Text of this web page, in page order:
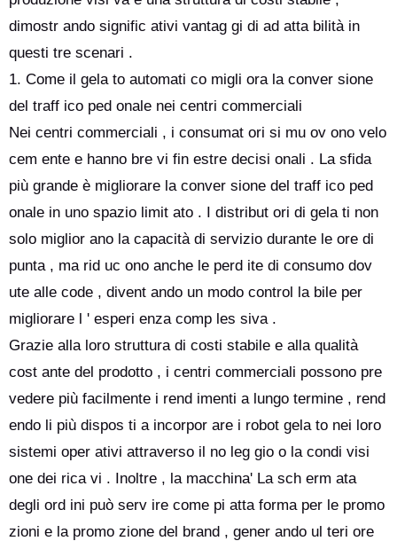
dimostr ando signific ativi vantag gi di ad atta bilità in
questi tre scenari .
1. Come il gela to automati co migli ora la conver sione
del traff ico ped onale nei centri commerciali
Nei centri commerciali , i consumat ori si mu ov ono velo
cem ente e hanno bre vi fin estre decisi onali . La sfida
più grande è migliorare la conver sione del traff ico ped
onale in uno spazio limit ato . I distribut ori di gela ti non
solo miglior ano la capacità di servizio durante le ore di
punta , ma rid uc ono anche le perd ite di consumo dov
ute alle code , divent ando un modo control la bile per
migliorare l ' esperi enza comp les siva .
Grazie alla loro struttura di costi stabile e alla qualità
cost ante del prodotto , i centri commerciali possono pre
vedere più facilmente i rend imenti a lungo termine , rend
endo li più dispos ti a incorpor are i robot gela to nei loro
sistemi oper ativi attraverso il no leg gio o la condi visi
one dei rica vi . Inoltre , la macchina' La sch erm ata
degli ord ini può serv ire come pi atta forma per le promo
zioni e la promo zione del brand , gener ando ul teri ore